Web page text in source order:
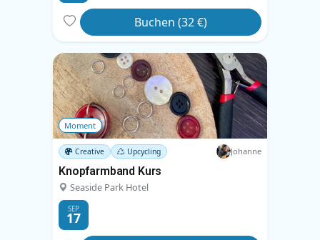
Buchen (32 €)
Moment
Creative Upcycling Johanne
Knopfarmband Kurs
Seaside Park Hotel
SEP
17